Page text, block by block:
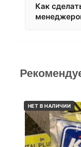
Как
НЕТ В НАЛИЧИИ